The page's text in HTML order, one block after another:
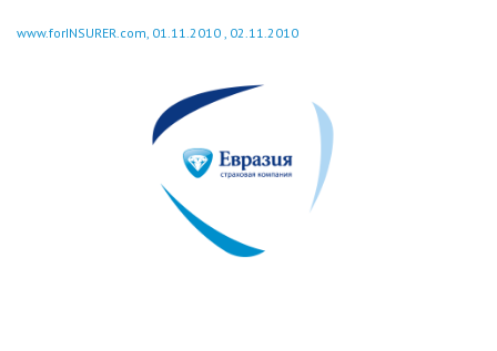
www.forINSURER.com, 01.11.2010 , 02.11.2010